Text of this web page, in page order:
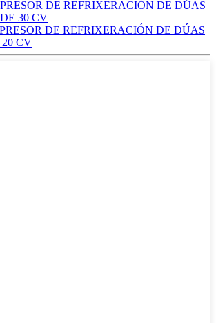
DE REFRIXERACIÓN DE DÚAS
30 CV
DE REFRIXERACIÓN DE DÚAS
20 CV